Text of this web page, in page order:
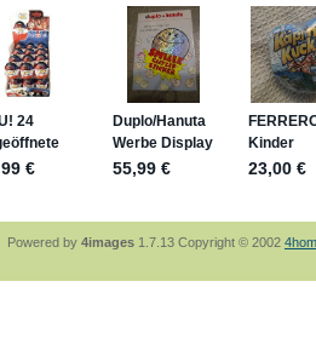
mein Enkel hat die leider weggeworfen
jan-lukas:
geschrieben am: 29. 4. 2026 -
https://www.ferrero-
sammelspass.de/einladung/
jan-lukas:
geschrieben am: 28. 4. 2026 -
stimmt, jetzt fällt es mir auch ein
*Bussi*
geschrieben am: 28. 4.
So habe ich das in Erinnerung ... oder?
jan-lukas:geschrieben am: 28. 4. 2026 -
Powered by 4images 1.7.13 Copyright © 2002